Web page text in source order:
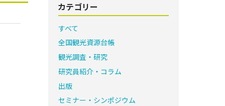
カテゴリー
すべて
全国観光資源台帳
観光調査・研究
研究員紹介・コラム
出版
セミナー・シンポジウム